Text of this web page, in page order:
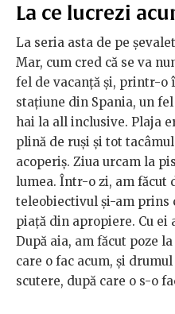
La ce lucrezi
La seria asta de pe
Mar, cum cred că se va
fel de vacanță și, printr-o
stațiune din Spania, un
hai la all inclusive. Plaja
plină de ruși și tot
acoperiș. Ziua urcam la
lumea. Într-o zi, am făcut
teleobiectivul și-am prins
piață din apropiere. Cu
După aia, am făcut poze
care o fac acum, și
scutere, după care o s-o